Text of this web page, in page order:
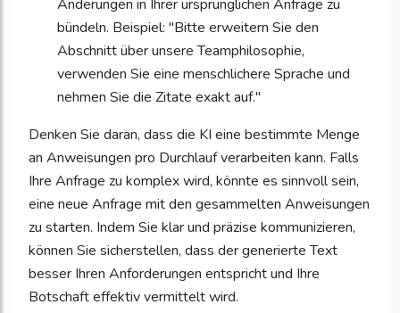
Änderungen in Ihrer ursprünglichen Anfrage zu
bündeln. Beispiel: "Bitte erweitern Sie den
Abschnitt über unsere Teamphilosophie,
verwenden Sie eine menschlichere Sprache und
nehmen Sie die Zitate exakt auf."
Denken Sie daran, dass die KI eine bestimmte Menge
an Anweisungen pro Durchlauf verarbeiten kann. Falls
Ihre Anfrage zu komplex wird, könnte es sinnvoll sein,
eine neue Anfrage mit den gesammelten Anweisungen
zu starten. Indem Sie klar und präzise kommunizieren,
können Sie sicherstellen, dass der generierte Text
besser Ihren Anforderungen entspricht und Ihre
Botschaft effektiv vermittelt wird.